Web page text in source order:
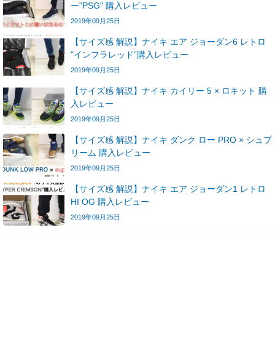
ー"PSG" 購入レビュー
2019年09月25日
【サイズ感 解説】ナイキ エア ジョーダン6 レトロ
"インフラレッド”購入レビュー
2019年09月25日
【サイズ感 解説】ナイキ カイリー 5 × ロキット 購
入レビュー
2019年09月25日
【サイズ感 解説】ナイキ ダンク ロー PRO × シュプ
リーム 購入レビュー
2019年09月25日
【サイズ感 解説】ナイキ エア ジョーダン1 レトロ
HI OG 購入レビュー
2019年09月25日